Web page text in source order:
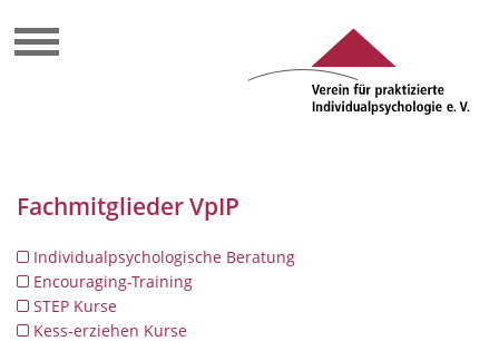
Fachmitglieder VpIP
Individualpsychologische Beratung
Encouraging-Training
STEP Kurse
Kess-erziehen Kurse